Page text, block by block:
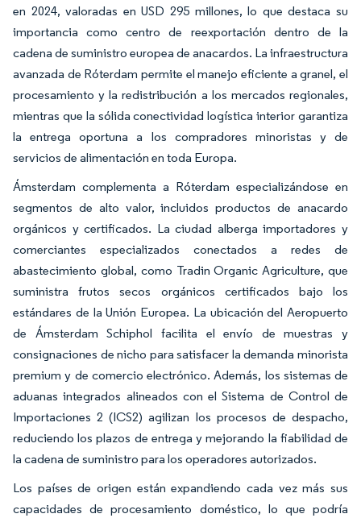
en 2024, valoradas en USD 295 millones, lo que destaca su
importancia como centro de reexportación dentro de la
cadena de suministro europea de anacardos. La infraestructura
avanzada de Róterdam permite el manejo eficiente a granel, el
procesamiento y la redistribución a los mercados regionales,
mientras que la sólida conectividad logística interior garantiza
la entrega oportuna a los compradores minoristas y de
servicios de alimentación en toda Europa.
Ámsterdam complementa a Róterdam especializándose en
segmentos de alto valor, incluidos productos de anacardo
orgánicos y certificados. La ciudad alberga importadores y
comerciantes especializados conectados a redes de
abastecimiento global, como Tradin Organic Agriculture, que
suministra frutos secos orgánicos certificados bajo los
estándares de la Unión Europea. La ubicación del Aeropuerto
de Ámsterdam Schiphol facilita el envío de muestras y
consignaciones de nicho para satisfacer la demanda minorista
premium y de comercio electrónico. Además, los sistemas de
aduanas integrados alineados con el Sistema de Control de
Importaciones 2 (ICS2) agilizan los procesos de despacho,
reduciendo los plazos de entrega y mejorando la fiabilidad de
la cadena de suministro para los operadores autorizados.
Los países de origen están expandiendo cada vez más sus
capacidades de procesamiento doméstico, lo que podría